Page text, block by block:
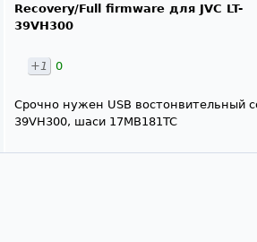
Recovery/Full firmware для JVC LT-
39VH300
+1 0
Срочно нужен USB востонвительный
39VH300, шаси 17MB181TC